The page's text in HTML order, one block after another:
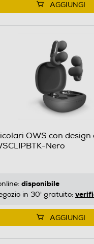
AGGIUNGI
OWS con design
Nero
disponibile
in 30' gratuito:
AGGIUNGI